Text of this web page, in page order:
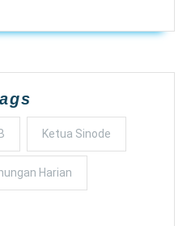
Ketua Sinode
Harian